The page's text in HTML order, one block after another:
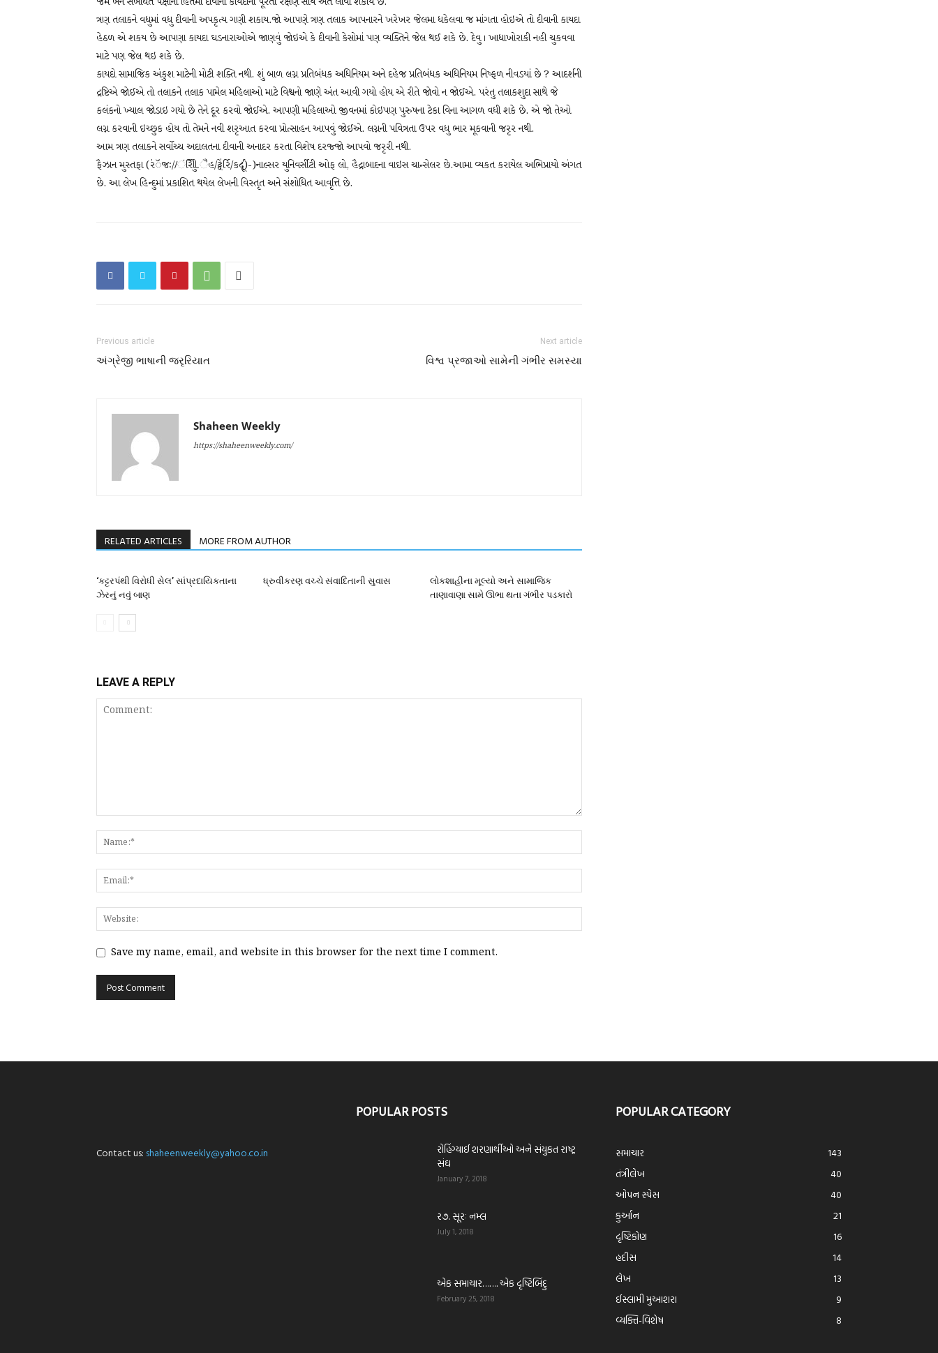
ત્રણ તલાકને વધુમાં વધુ દીવાની અપકૃત્ય ગણી શકાય.જો આપણે ત્રણ તલાક આપનારને ખરેખર જેલમા ધકેલવા જ માંગતા હોઇએ તો દીવાની કાયદા
હેઠળ એ શકય છે આપણા કાયદા ઘડનારાઓએ જાણવું જોઇએ કે દીવાની કેસોમાં પણ વ્યક્તિને જેલ થઈ શકે છે. દેવુ । ખાધાખોરાકી નહી ચુકવવા
માટે પણ જેલ થઇ શકે છે.
કાયદો સામાજિક અંકુશ માટેની મોટી શક્તિ નથી. શું બાળ લગ્ન પ્રતિબંધક અધિનિયમ અને દહેજ પ્રતિબંધક અધિનિયમ નિષ્ફળ નીવડયાં છે ? આદર્શની
દ્રષ્ટિએ જોઈએ તો તલાકને તલાક પામેલ મહિલાઓ માટે વિશ્વનો જાણે અંત આવી ગયો હોય એ રીતે જોવો ન જોઈએ. પરંતુ તલાકશુદા સાથે જે
કલંકનો ખ્યાલ જોડાઇ ગયો છે તેને દૂર કરવો જોઈએ. આપણી મહિલાઓ જીવનમાં કોઇપણ પુરુષના ટેકા વિના આગળ વધી શકે છે. એ જો તેઓ
લગ્ન કરવાની ઇચ્છુક હોય તો તેમને નવી શરૃઆત કરવા પ્રોત્સાહન આપવું જોઈએ. લગ્નની પવિત્રતા ઉપર વધુ ભાર મૂકવાની જરૃર નથી.
આમ ત્રણ તલાકને સર્વોચ્ચ અદાલતના દીવાની અનાદર કરતા વિશેષ દરજ્જો આપવો જરૃરી નથી.
ફૈઝાન મુસ્તફા (રંંૅજઃ//ંરીુૈિી.ૈહ/ટ્વેંર્રિ/કર્દૃૂ)-)નાલ્સર યુનિવર્સીટી ઓફ લો, હૈદ્રાબાદના વાઇસ ચાન્સેલર છે.આમા વ્યકત કરાયેલ અભિપ્રાયો અંગત
છે. આ લેખ હિન્દુમાં પ્રકાશિત થયેલ લેખની વિસ્તૃત અને સંશોધિત આવૃત્તિ છે.
Previous article
અંગ્રેજી ભાષાની જરૃરિયાત
Next article
વિશ્વ પ્રજાઓ સામેની ગંભીર સમસ્યા
Shaheen Weekly
https://shaheenweekly.com/
RELATED ARTICLES MORE FROM AUTHOR
‘કટ્ટરપંથી વિરોધી સેલ’ સાંપ્રદાયિકતાના
ઝેરનું નવું બાણ
ધ્રુવીકરણ વચ્ચે સંવાદિતાની સુવાસ
લોકશાહીના મૂલ્યો અને સામાજિક
તાણાવાણા સામે ઊભા થતા ગંભીર પડકારો
LEAVE A REPLY
Save my name, email, and website in this browser for the next time I comment.
Contact us: shaheenweekly@yahoo.co.in
POPULAR POSTS
રોહિંગ્યાઈ શરણાર્થીઓ અને સંયુકત રાષ્ટ્ર
સંઘ
January 7, 2018
ર૭. સૂરઃ નમ્લ
July 1, 2018
એક સમાચાર……. એક દૃષ્ટિબિંદુ
February 25, 2018
POPULAR CATEGORY
સમાચાર
143
તંત્રીલેખ
40
ઓપન સ્પેસ
40
કુર્આન
21
દૃષ્ટિકોણ
16
હદીસ
14
લેખ
13
ઈસ્લામી મુઆશરા
9
વ્યક્તિ-વિશેષ
8